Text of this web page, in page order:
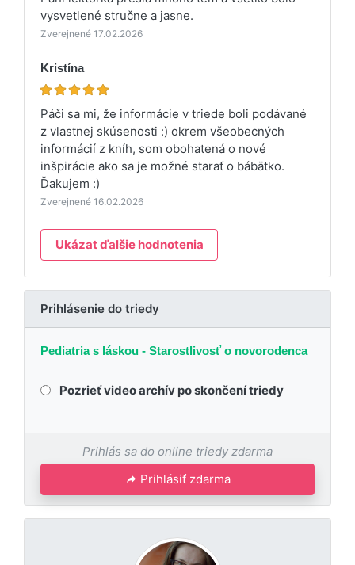
vysvetlené stručne a jasne.
Zverejnené 17.02.2026
Kristína
Páči sa mi, že informácie v triede boli podávané
z vlastnej skúsenosti :) okrem všeobecných
informácií z kníh, som obohatená o nové
inšpirácie ako sa je možné starať o bábätko.
Ďakujem :)
Zverejnené 16.02.2026
Ukázat ďalšie hodnotenia
Prihlásenie do triedy
Pediatria s láskou - Starostlivosť o novorodenca
Pozrieť video archív po skončení triedy
Prihlás sa do online triedy zdarma
Prihlásiť zdarma